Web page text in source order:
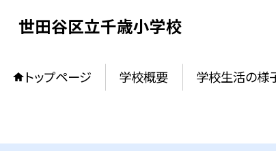
世田谷区立千歳小学校
トップページ 学校概要 学校生活の様